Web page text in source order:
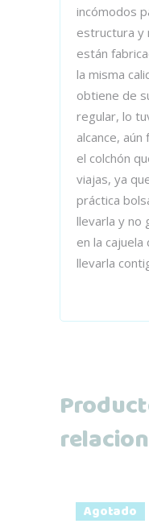
incómodos
estructura y
están
la misma
obtiene de
regular, lo
alcance,
el colchón
viajas, ya
práctica
llevarla y no
en la
llevarla
Agotado